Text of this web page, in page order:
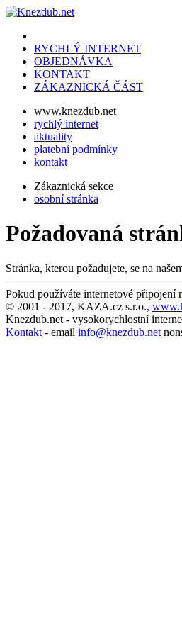
RYCHLÝ INTERNET
OBJEDNÁVKA
KONTAKT
ZÁKAZNICKÁ ČÁST
www.knezdub.net
rychlý internet
aktuality
platební podmínky
kontakt
Zákaznická sekce
osobní stránka
Požadovaná
Stránka, kterou požadujete, se na
Pokud používáte internetové připojení
© 2001 - 2017, KAZA.cz s.r.o.,
Knezdub.net - vysokorychlostní
Kontakt - email info@knezdub.net